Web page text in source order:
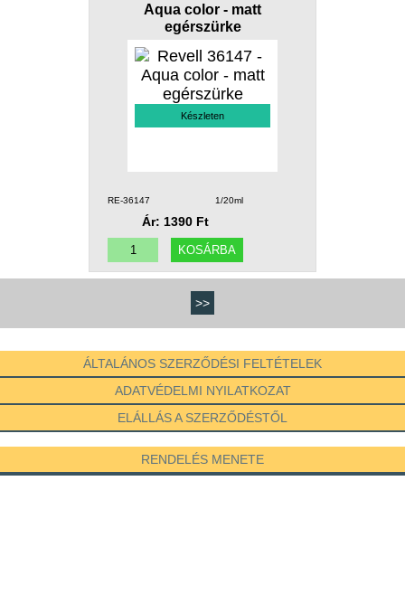
Aqua color - matt
egérszürke
Készleten
RE-36147 1/20ml
Ár: 1390 Ft
>>
ÁLTALÁNOS SZERZŐDÉSI FELTÉTELEK
ADATVÉDELMI NYILATKOZAT
ELÁLLÁS A SZERZŐDÉSTŐL
RENDELÉS MENETE